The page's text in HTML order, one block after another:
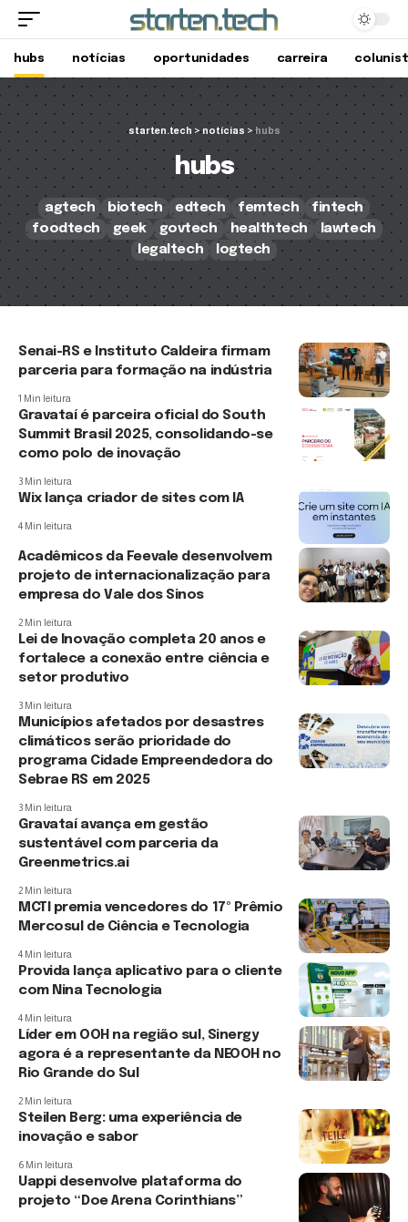
hubs notícias oportunidades carreira
starten.tech >notícias >hubs
hubs
agtech biotech edtech femtech
fintech
foodtech
geek govtech healthtech
lawtech
legaltech
logtech
Senai-RS e Instituto Caldeira firmam
parceria para formação na indústria
1 Min leitura
Gravataí é parceira oficial do South
Summit Brasil 2025, consolidando-se
como polo de inovação
3 Min leitura
Wix lança criador de sites com IA
4 Min leitura
Acadêmicos da Feevale desenvolvem
projeto de internacionalização para
empresa do Vale dos Sinos
2 Min leitura
Lei de Inovação completa 20 anos e
fortalece a conexão entre ciência e
setor produtivo
3 Min leitura
Municípios afetados por desastres
climáticos serão prioridade do
programa Cidade Empreendedora do
Sebrae RS em 2025
3 Min leitura
Gravataí avança em gestão
sustentável com parceria da
Greenmetrics.ai
2 Min leitura
MCTI premia vencedores do 17º Prêmio
Mercosul de Ciência e Tecnologia
4 Min leitura
Provida lança aplicativo para o cliente
com Nina Tecnologia
4 Min leitura
Líder em OOH na região sul, Sinergy
agora é a representante da NEOOH no
Rio Grande do Sul
2 Min leitura
Steilen Berg: uma experiência de
inovação e sabor
6 Min leitura
Uappi desenvolve plataforma do
projeto “Doe Arena Corinthians”